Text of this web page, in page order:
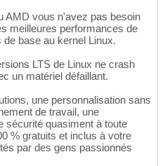
AMD vous n'avez pas besoin
meilleures performances de
base au kernel Linux.
LTS de Linux ne crash
un matériel défaillant.
une personnalisation sans
de travail, une
sécurité quasiment à toute
% gratuits et inclus à votre
par des gens passionnés